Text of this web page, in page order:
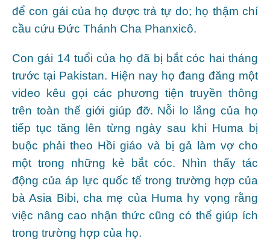
để con gái của họ được trả tự do; họ thậm chí
cầu cứu Đức Thánh Cha Phanxicô.
Con gái 14 tuổi của họ đã bị bắt cóc hai tháng
trước tại Pakistan. Hiện nay họ đang đăng một
video kêu gọi các phương tiện truyền thông
trên toàn thế giới giúp đỡ. Nỗi lo lắng của họ
tiếp tục tăng lên từng ngày sau khi Huma bị
buộc phải theo Hồi giáo và bị gả làm vợ cho
một trong những kẻ bắt cóc. Nhìn thấy tác
động của áp lực quốc tế trong trường hợp của
bà Asia Bibi, cha mẹ của Huma hy vọng rằng
việc nâng cao nhận thức cũng có thể giúp ích
trong trường hợp của họ.